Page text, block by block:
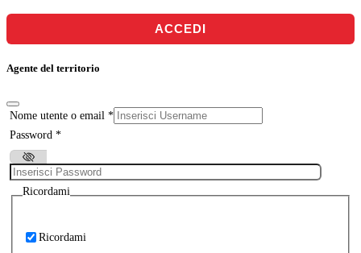
ACCEDI
Agente del territorio
Nome utente o email *
Password *
Ricordami
Ricordami